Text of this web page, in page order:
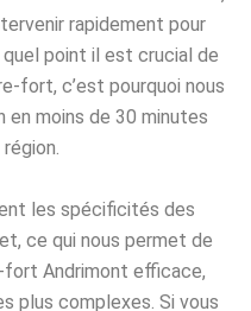
rapidement pour
quel point il est crucial de
fort, c’est pourquoi nous
en moins de 30 minutes
les spécificités des
ce qui nous permet de
Andrimont efficace,
plus complexes. Si vous